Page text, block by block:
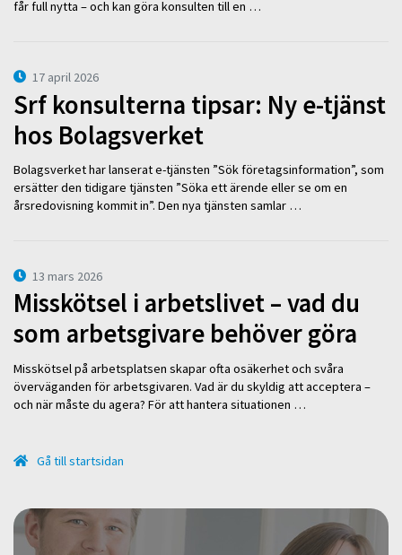
får full nytta – och kan göra konsulten till en …
17 april 2026
Srf konsulterna tipsar: Ny e-tjänst
hos Bolagsverket
Bolagsverket har lanserat e-tjänsten ”Sök företagsinformation”, som
ersätter den tidigare tjänsten ”Söka ett ärende eller se om en
årsredovisning kommit in”. Den nya tjänsten samlar …
13 mars 2026
Misskötsel i arbetslivet – vad du
som arbetsgivare behöver göra
Misskötsel på arbetsplatsen skapar ofta osäkerhet och svåra
överväganden för arbetsgivaren. Vad är du skyldig att acceptera –
och när måste du agera? För att hantera situationen …
Gå till startsidan